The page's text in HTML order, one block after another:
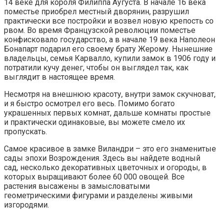
14 веке для короля Филиппа Аугуста. В начале 16 века
поместье приобрел местный дворянин, разрушил
практически все постройки и возвел новую крепость со
рвом. Во время Французской революции поместье
конфисковало государство, а в начале 19 века Наполеон
Бонапарт подарил его своему брату Жерому. Нынешние
владельцы, семья Карвалло, купили замок в 1906 году и
потратили кучу денег, чтобы он выглядел так, как
выглядит в настоящее время.
Несмотря на внешнюю красоту, внутри замок скучноват,
и я быстро осмотрел его весь. Помимо богато
украшенных первых комнат, дальше комнаты простые
и практически одинаковые, вы можете смело их
пропускать.
Самое красивое в замке Виландри – это его знаменитые
сады эпохи Возрождения. Здесь вы найдете водный
сад, несколько декоративных цветочных и огороды, в
которых выращивают более 60 000 овощей. Все
растения высажены в замысловатыми
геометрическими фигурами и разделены живыми
изгородями.